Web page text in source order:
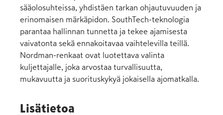
sääolosuhteissa, yhdistäen tarkan ohjautuvuuden ja
erinomaisen märkäpidon. SouthTech-teknologia
parantaa hallinnan tunnetta ja tekee ajamisesta
vaivatonta sekä ennakoitavaa vaihtelevilla teillä.
Nordman-renkaat ovat luotettava valinta
kuljettajalle, joka arvostaa turvallisuutta,
mukavuutta ja suorituskykyä jokaisella ajomatkalla.
Lisätietoa